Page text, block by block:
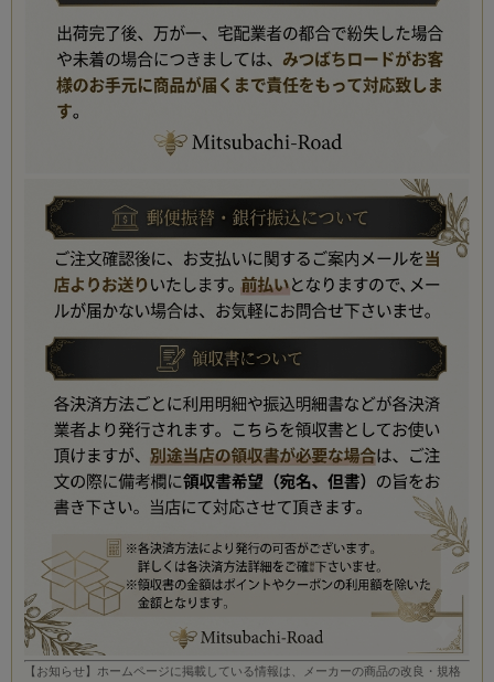
【お知らせ】ホームページに掲載している情報は、メーカーの商品の改良・規格